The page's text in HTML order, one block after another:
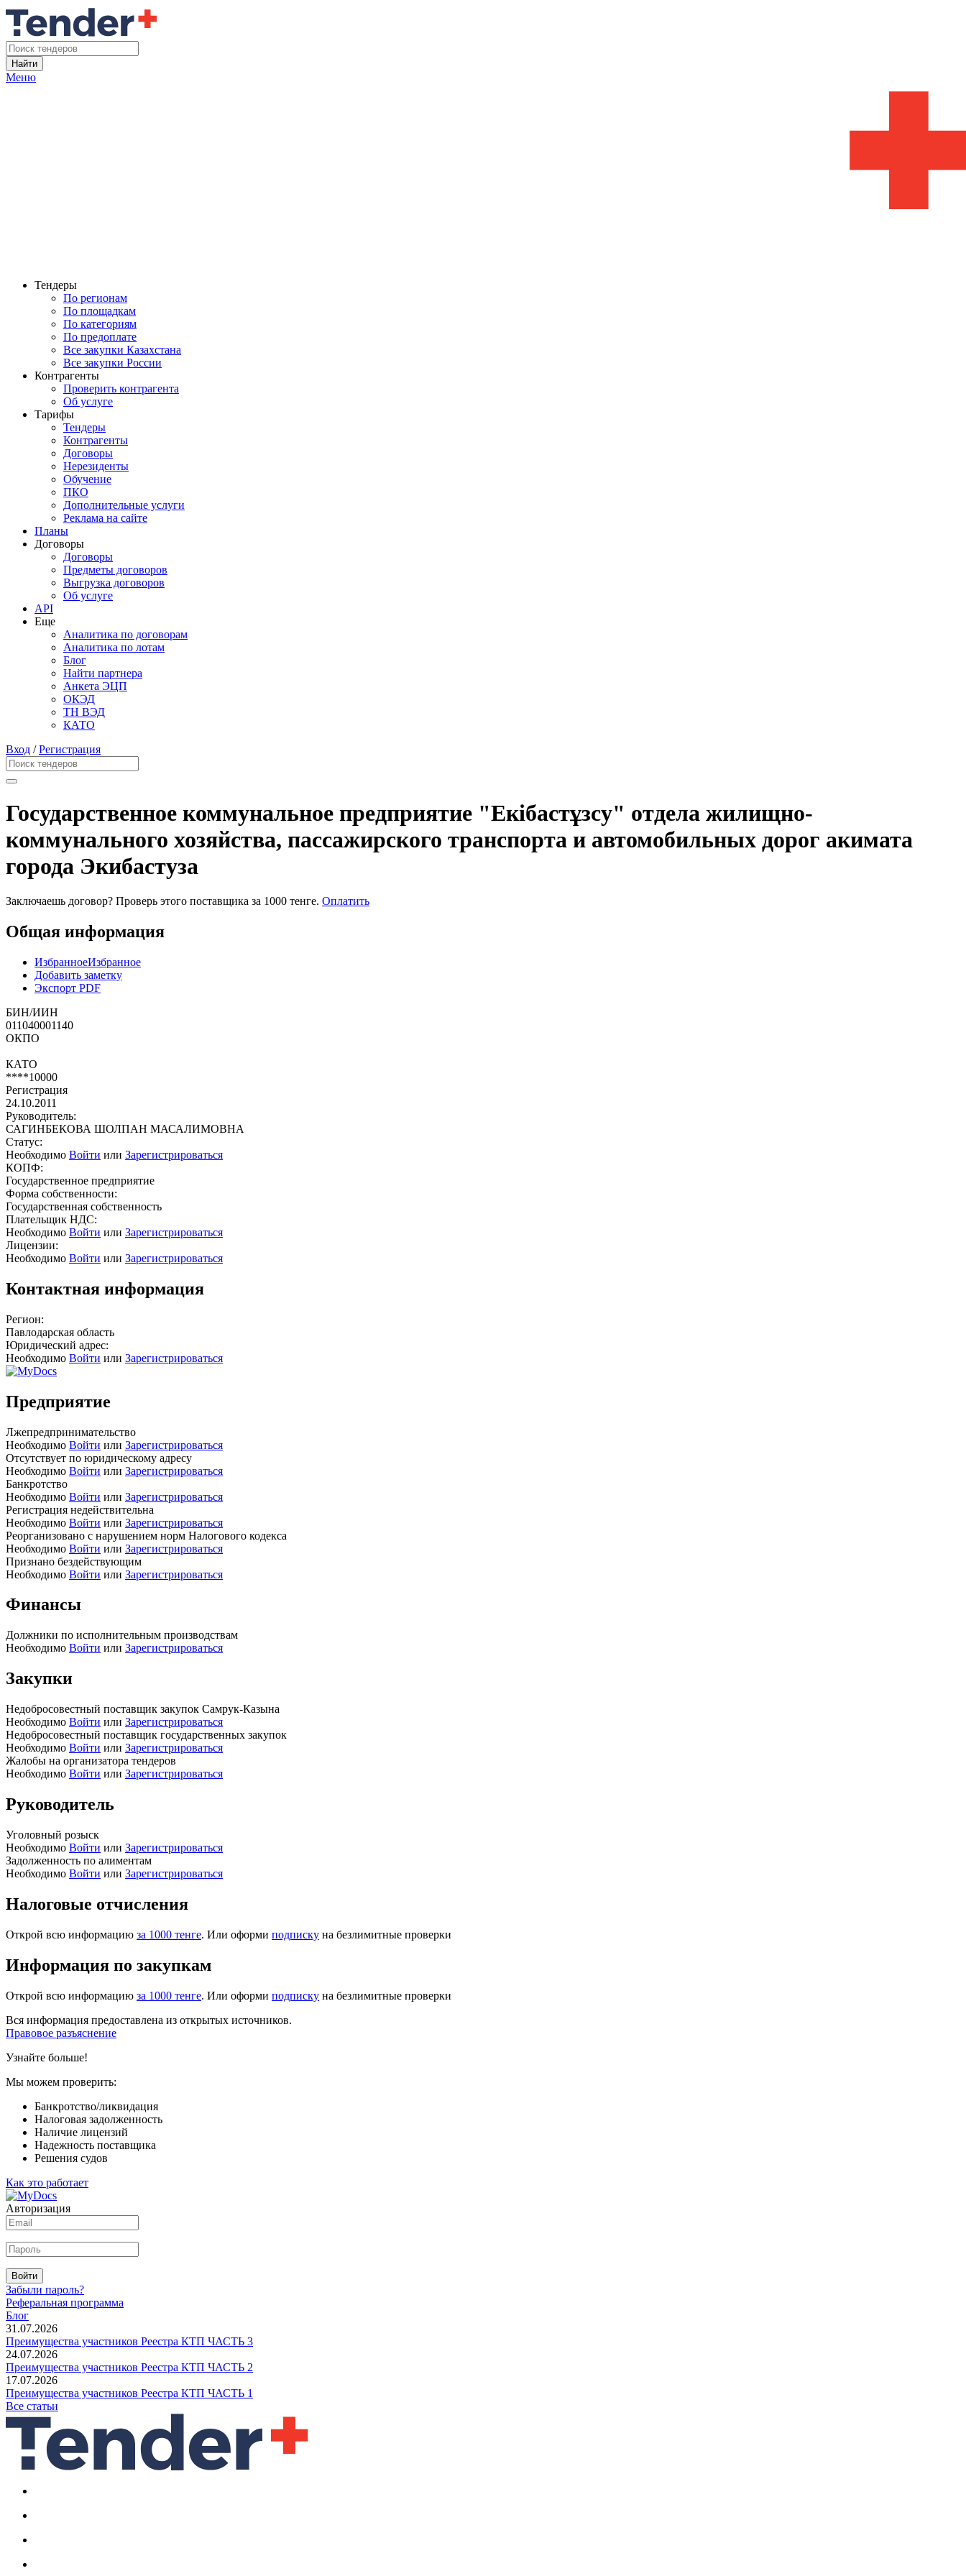
Найти
Меню
Тендеры
По регионам
По площадкам
По категориям
По предоплате
Все закупки Казахстана
Все закупки России
Контрагенты
Проверить контрагента
Об услуге
Тарифы
Тендеры
Контрагенты
Договоры
Нерезиденты
Обучение
ПКО
Дополнительные услуги
Реклама на сайте
Планы
Договоры
Договоры
Предметы договоров
Выгрузка договоров
Об услуге
API
Еще
Аналитика по договорам
Аналитика по лотам
Блог
Найти партнера
Анкета ЭЦП
ОКЭД
ТН ВЭД
КАТО
Вход /Регистрация
Государственное коммунальное предприятие "Екібастұзсу" отдела жилищно-
коммунального хозяйства, пассажирского транспорта и автомобильных дорог акимата
города Экибастуза
Заключаешь договор? Проверь этого поставщика за 1000 тенге. Оплатить
Общая информация
ИзбранноеИзбранное
Добавить заметку
Экспорт PDF
БИН/ИИН
011040001140
ОКПО
КАТО
****10000
Регистрация
24.10.2011
Руководитель:
САГИНБЕКОВА ШОЛПАН МАСАЛИМОВНА
Статус:
Необходимо Войти или Зарегистрироваться
КОПФ:
Государственное предприятие
Форма собственности:
Государственная собственность
Плательщик НДС:
Необходимо Войти или Зарегистрироваться
Лицензии:
Необходимо Войти или Зарегистрироваться
Контактная информация
Регион:
Павлодарская область
Юридический адрес:
Необходимо Войти или Зарегистрироваться
Предприятие
Лжепредпринимательство
Необходимо Войти или Зарегистрироваться
Отсутствует по юридическому адресу
Необходимо Войти или Зарегистрироваться
Банкротство
Необходимо Войти или Зарегистрироваться
Регистрация недействительна
Необходимо Войти или Зарегистрироваться
Реорганизовано с нарушением норм Налогового кодекса
Необходимо Войти или Зарегистрироваться
Признано бездействующим
Необходимо Войти или Зарегистрироваться
Финансы
Должники по исполнительным производствам
Необходимо Войти или Зарегистрироваться
Закупки
Недобросовестный поставщик закупок Самрук-Казына
Необходимо Войти или Зарегистрироваться
Недобросовестный поставщик государственных закупок
Необходимо Войти или Зарегистрироваться
Жалобы на организатора тендеров
Необходимо Войти или Зарегистрироваться
Руководитель
Уголовный розыск
Необходимо Войти или Зарегистрироваться
Задолженность по алиментам
Необходимо Войти или Зарегистрироваться
Налоговые отчисления
Открой всю информацию за 1000 тенге. Или оформи подписку на безлимитные проверки
Информация по закупкам
Открой всю информацию за 1000 тенге. Или оформи подписку на безлимитные проверки
Вся информация предоставлена из открытых источников.
Правовое разъяснение
Узнайте больше!
Мы можем проверить:
Банкротство/ликвидация
Налоговая задолженность
Наличие лицензий
Надежность поставщика
Решения судов
Как это работает
Авторизация
Войти
Забыли пароль?
Реферальная программа
Блог
31.07.2026
Преимущества участников Реестра КТП ЧАСТЬ 3
24.07.2026
Преимущества участников Реестра КТП ЧАСТЬ 2
17.07.2026
Преимущества участников Реестра КТП ЧАСТЬ 1
Все статьи